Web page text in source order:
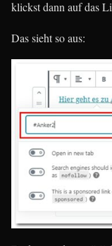
klickst dann auf das
Das sieht so aus: